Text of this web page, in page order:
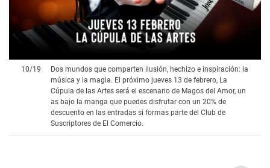
10/19
Dos mundos que comparten ilusión, hechizo e inspiración: la
música y la magia. El próximo jueves 13 de febrero, La
Cúpula de las Artes será el escenario de Magos del Amor, un
as bajo la manga que puedes disfrutar con un 20% de
descuento en las entradas si formas parte del Club de
Suscriptores de El Comercio.